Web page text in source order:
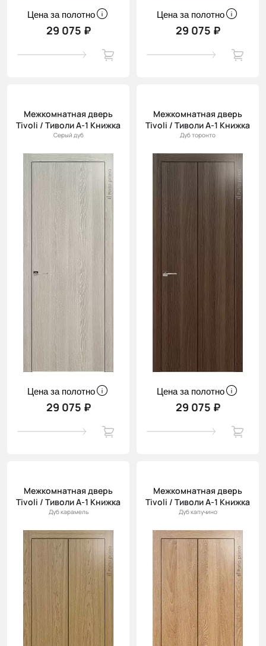
Цена за полотно
29 075 ₽
Цена за полотно
29 075 ₽
Межкомнатная дверь
Tivoli / Тиволи А-1 Книжка
Серый дуб
Цена за полотно
29 075 ₽
Межкомнатная дверь
Tivoli / Тиволи А-1 Книжка
Дуб торонто
Цена за полотно
29 075 ₽
Межкомнатная дверь
Tivoli / Тиволи А-1 Книжка
Дуб карамель
Межкомнатная дверь
Tivoli / Тиволи А-1 Книжка
Дуб капучино